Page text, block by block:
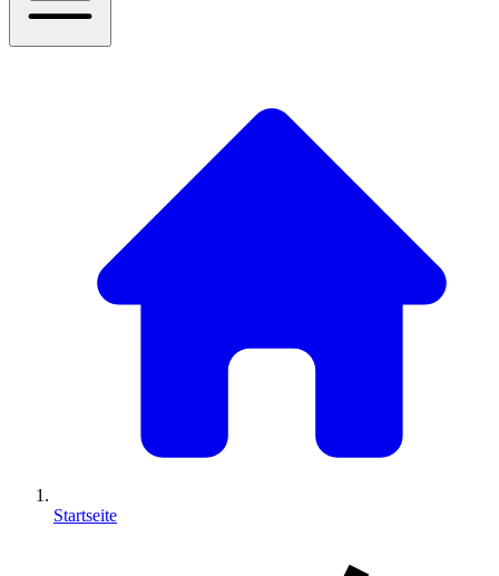
Startseite